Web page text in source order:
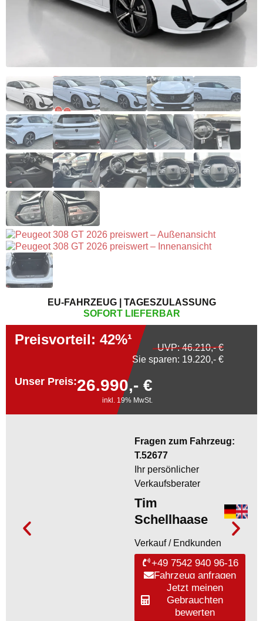
EU-FAHRZEUG | TAGESZULASSUNG
SOFORT LIEFERBAR
Preisvorteil: 42%¹
UVP:46.210,- €
Sie sparen: 19.220,- €
Unser Preis:26.990,- €
inkl. 19% MwSt.
Fragen zum Fahrzeug:
T.52677
Ihr persönlicher
Verkaufsberater
Tim
Schellhaase
Verkauf / Endkunden
+49 7542 940 96-16
Fahrzeug anfragen
Jetzt meinen
Gebrauchten
bewerten